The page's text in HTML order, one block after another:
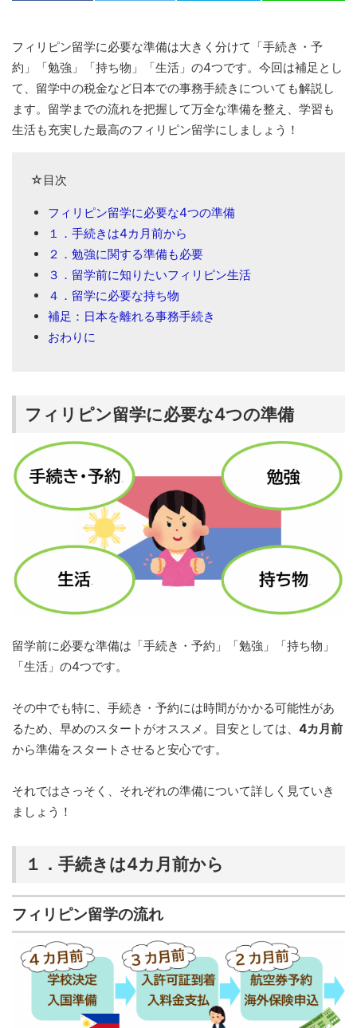
フィリピン留学に必要な準備は大きく分けて「手続き・予
約」「勉強」「持ち物」「生活」の4つです。今回は補足とし
て、留学中の税金など日本での事務手続きについても解説し
ます。留学までの流れを把握して万全な準備を整え、学習も
生活も充実した最高のフィリピン留学にしましょう！
☆目次
フィリピン留学に必要な4つの準備
１．手続きは4カ月前から
２．勉強に関する準備も必要
３．留学前に知りたいフィリピン生活
４．留学に必要な持ち物
補足：日本を離れる事務手続き
おわりに
フィリピン留学に必要な4つの準備
留学前に必要な準備は「手続き・予約」「勉強」「持ち物」
「生活」の4つです。
その中でも特に、手続き・予約には時間がかかる可能性があ
るため、早めのスタートがオススメ。目安としては、 4カ月前
から準備をスタートさせると安心です。
それではさっそく、それぞれの準備について詳しく見ていき
ましょう！
１．手続きは4カ月前から
フィリピン留学の流れ